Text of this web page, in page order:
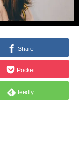
Share
Pocket
feedly